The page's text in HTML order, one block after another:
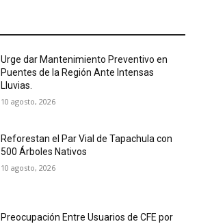
Urge dar Mantenimiento Preventivo en
Puentes de la Región Ante Intensas
Lluvias.
10 agosto, 2026
Reforestan el Par Vial de Tapachula con
500 Árboles Nativos
10 agosto, 2026
Preocupación Entre Usuarios de CFE por